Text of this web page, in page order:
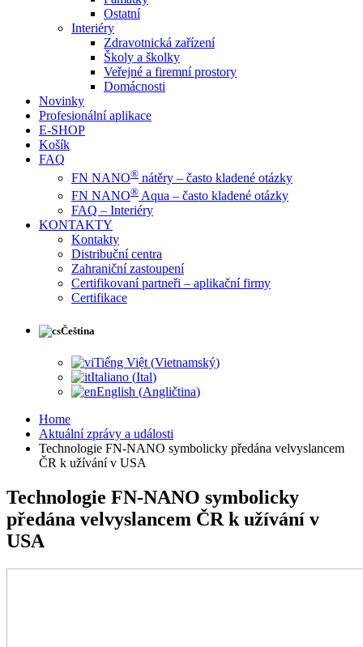
Ostatní
Interiéry
Zdravotnická zařízení
Školy a školky
Veřejné a firemní prostory
Domácnosti
Novinky
Profesionální aplikace
E-SHOP
Košík
FAQ
FN NANO® nátěry – často kladené otázky
FN NANO® Aqua – často kladené otázky
FAQ – Interiéry
KONTAKTY
Kontakty
Distribuční centra
Zahraniční zastoupení
Certifikovaní partneři – aplikační firmy
Certifikace
Čeština
Tiếng Việt (Vietnamský)
Italiano (Ital)
English (Angličtina)
Home
Aktuální zprávy a události
Technologie FN-NANO symbolicky předána velvyslancem
ČR k užívání v USA
Technologie FN-NANO symbolicky
předána velvyslancem ČR k užívání v
USA